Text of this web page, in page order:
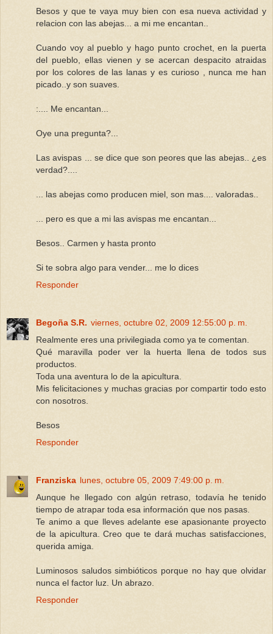
Besos y que te vaya muy bien con esa nueva actividad y
relacion con las abejas... a mi me encantan..
Cuando voy al pueblo y hago punto crochet, en la puerta
del pueblo, ellas vienen y se acercan despacito atraidas
por los colores de las lanas y es curioso , nunca me han
picado..y son suaves.
:.... Me encantan...
Oye una pregunta?...
Las avispas ... se dice que son peores que las abejas.. ¿es
verdad?....
... las abejas como producen miel, son mas.... valoradas..
... pero es que a mi las avispas me encantan...
Besos.. Carmen y hasta pronto
Si te sobra algo para vender... me lo dices
Responder
Begoña S.R. viernes, octubre 02, 2009 12:55:00 p. m.
Realmente eres una privilegiada como ya te comentan.
Qué maravilla poder ver la huerta llena de todos sus
productos.
Toda una aventura lo de la apicultura.
Mis felicitaciones y muchas gracias por compartir todo esto
con nosotros.
Besos
Responder
Franziska lunes, octubre 05, 2009 7:49:00 p. m.
Aunque he llegado con algún retraso, todavía he tenido
tiempo de atrapar toda esa información que nos pasas.
Te animo a que lleves adelante ese apasionante proyecto
de la apicultura. Creo que te dará muchas satisfacciones,
querida amiga.
Luminosos saludos simbióticos porque no hay que olvidar
nunca el factor luz. Un abrazo.
Responder